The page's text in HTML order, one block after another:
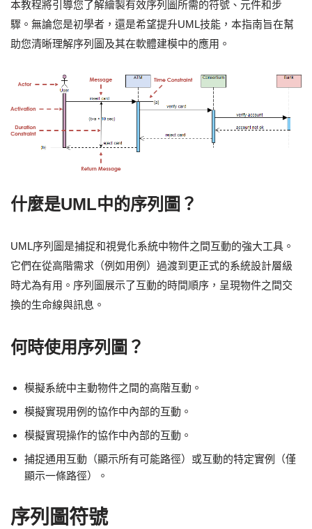
本教程將引導您了解繪製有效序列圖所需的符號、元件和步
驟。無論您是初學者，還是希望提升UML技能，本指南旨在幫
助您清晰理解序列圖及其在軟體建模中的應用。
什麼是UML中的序列圖？
UML序列圖是捕捉和視覺化系統中物件之間互動的強大工具。
它們在從高階需求（例如用例）過渡到更正式的系統設計層級
時尤為有用。序列圖展示了互動的時間順序，呈現物件之間交
換的生命線與訊息。
何時使用序列圖？
模擬系統中主動物件之間的高階互動。
模擬實現用例的協作中內部的互動。
模擬實現操作的協作中內部的互動。
捕捉通用互動（顯示所有可能路徑）或互動的特定實例（僅
顯示一條路徑）。
序列圖符號